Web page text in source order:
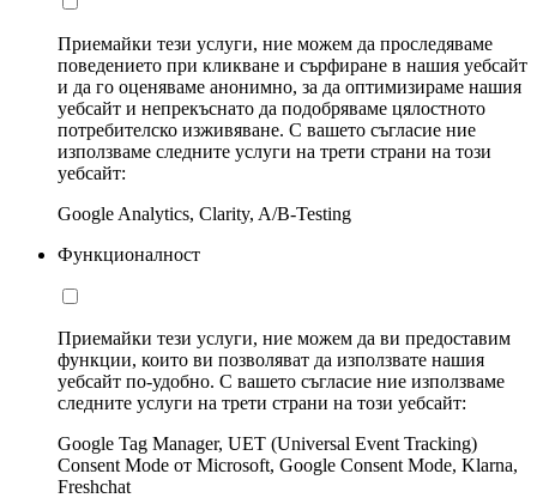
Приемайки тези услуги, ние можем да проследяваме
поведението при кликване и сърфиране в нашия уебсайт
и да го оценяваме анонимно, за да оптимизираме нашия
уебсайт и непрекъснато да подобряваме цялостното
потребителско изживяване. С вашето съгласие ние
използваме следните услуги на трети страни на този
уебсайт:
Google Analytics, Clarity, A/B-Testing
Функционалност
Приемайки тези услуги, ние можем да ви предоставим
функции, които ви позволяват да използвате нашия
уебсайт по-удобно. С вашето съгласие ние използваме
следните услуги на трети страни на този уебсайт:
Google Tag Manager, UET (Universal Event Tracking)
Consent Mode от Microsoft, Google Consent Mode, Klarna,
Freshchat